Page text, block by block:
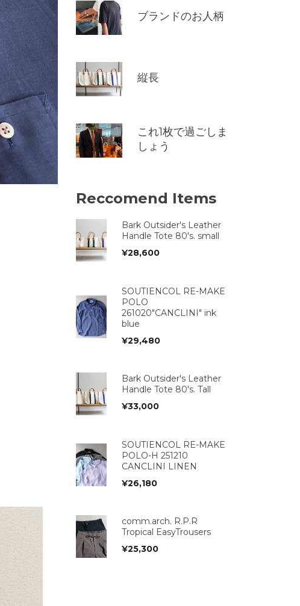
ブランドのお人柄
縦長
これ1枚で過ごしま
しょう
Reccomend Items
Bark Outsider's Leather
Handle Tote 80's. small
¥28,600
SOUTIENCOL RE-MAKE
POLO
261020"CANCLINI" ink
blue
¥29,480
Bark Outsider's Leather
Handle Tote 80's. Tall
¥33,000
SOUTIENCOL RE-MAKE
POLO-H 251210
CANCLINI LINEN
¥26,180
comm.arch. R.P.R
Tropical EasyTrousers
¥25,300